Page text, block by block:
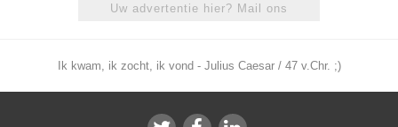
Uw advertentie hier? Mail ons
Ik kwam, ik zocht, ik vond - Julius Caesar / 47 v.Chr. ;)